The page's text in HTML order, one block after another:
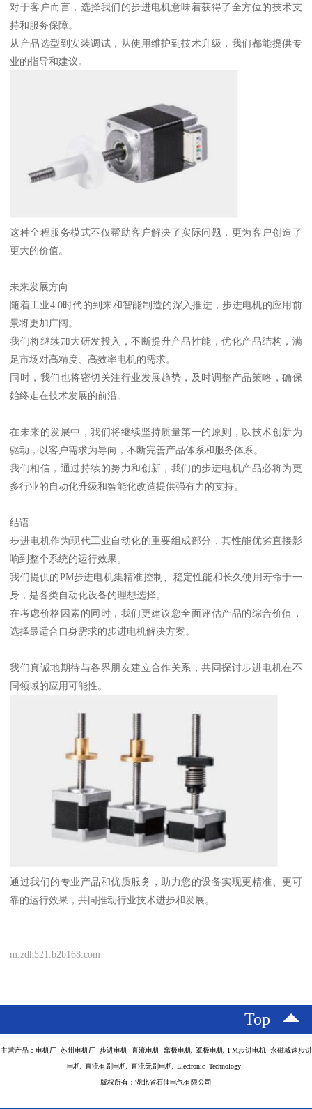
对于客户而言，选择我们的步进电机意味着获得了全方位的技术支
持和服务保障。
从产品选型到安装调试，从使用维护到技术升级，我们都能提供专
业的指导和建议。
这种全程服务模式不仅帮助客户解决了实际问题，更为客户创造了
更大的价值。
未来发展方向
随着工业4.0时代的到来和智能制造的深入推进，步进电机的应用前
景将更加广阔。
我们将继续加大研发投入，不断提升产品性能，优化产品结构，满
足市场对高精度、高效率电机的需求。
同时，我们也将密切关注行业发展趋势，及时调整产品策略，确保
始终走在技术发展的前沿。
在未来的发展中，我们将继续坚持质量第一的原则，以技术创新为
驱动，以客户需求为导向，不断完善产品体系和服务体系。
我们相信，通过持续的努力和创新，我们的步进电机产品必将为更
多行业的自动化升级和智能化改造提供强有力的支持。
结语
步进电机作为现代工业自动化的重要组成部分，其性能优劣直接影
响到整个系统的运行效果。
我们提供的PM步进电机集精准控制、稳定性能和长久使用寿命于一
身，是各类自动化设备的理想选择。
在考虑价格因素的同时，我们更建议您全面评估产品的综合价值，
选择最适合自身需求的步进电机解决方案。
我们真诚地期待与各界朋友建立合作关系，共同探讨步进电机在不
同领域的应用可能性。
通过我们的专业产品和优质服务，助力您的设备实现更精准、更可
靠的运行效果，共同推动行业技术进步和发展。
m.zdh521.b2b168.com
Top
主营产品：电机厂 苏州电机厂 步进电机 直流电机 窜极电机 罩极电机 PM步进电机 永磁减速步进
电机 直流有刷电机 直流无刷电机 Electronic Technology
版权所有：湖北省石佳电气有限公司